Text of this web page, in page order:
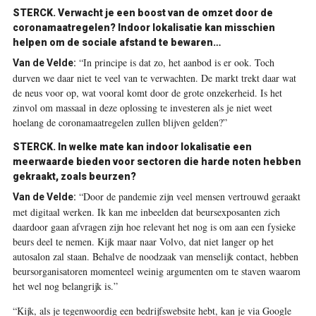
STERCK.Verwacht je een boost van de omzet door de
coronamaatregelen? Indoor lokalisatie kan misschien
helpen om de sociale afstand te bewaren…
Van de Velde: “In principe is dat zo, het aanbod is er ook. Toch
durven we daar niet te veel van te verwachten. De markt trekt daar wat
de neus voor op, wat vooral komt door de grote onzekerheid. Is het
zinvol om massaal in deze oplossing te investeren als je niet weet
hoelang de coronamaatregelen zullen blijven gelden?”
STERCK. In welke mate kan indoor lokalisatie een
meerwaarde bieden voor sectoren die harde noten hebben
gekraakt, zoals beurzen?
Van de Velde: “Door de pandemie zijn veel mensen vertrouwd geraakt
met digitaal werken. Ik kan me inbeelden dat beursexposanten zich
daardoor gaan afvragen zijn hoe relevant het nog is om aan een fysieke
beurs deel te nemen. Kijk maar naar Volvo, dat niet langer op het
autosalon zal staan. Behalve de noodzaak van menselijk contact, hebben
beursorganisatoren momenteel weinig argumenten om te staven waarom
het wel nog belangrijk is.”
“Kijk, als je tegenwoordig een bedrijfswebsite hebt, kan je via Google